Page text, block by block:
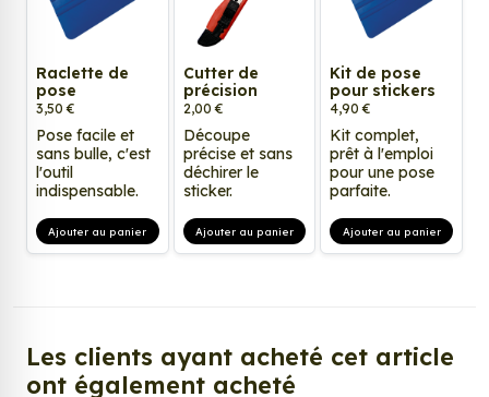
Raclette de
pose
3,50 €
Pose facile et
sans bulle, c'est
l'outil
indispensable.
Ajouter au panier
Cutter de
précision
2,00 €
Découpe
précise et sans
déchirer le
sticker.
Ajouter au panier
Kit de pose
pour stickers
4,90 €
Kit complet,
prêt à l'emploi
pour une pose
parfaite.
Ajouter au panier
Les clients ayant acheté cet article
ont également acheté